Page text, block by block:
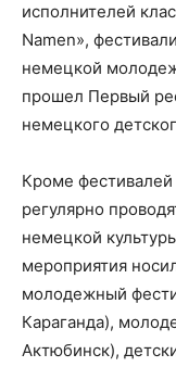
исполнителей
Namen»,
немецкой
прошел Первый
немецкого
Кроме
регулярно
немецкой
мероприятия
молодежный
Караганда),
Актюбинск),